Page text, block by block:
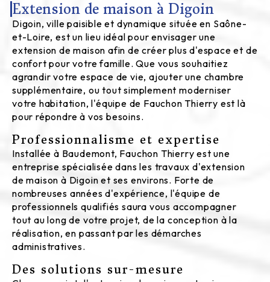
Extension de maison à Digoin
Digoin, ville paisible et dynamique située en Saône-
et-Loire, est un lieu idéal pour envisager une
extension de maison afin de créer plus d'espace et de
confort pour votre famille. Que vous souhaitiez
agrandir votre espace de vie, ajouter une chambre
supplémentaire, ou tout simplement moderniser
votre habitation, l'équipe de Fauchon Thierry est là
pour répondre à vos besoins.
Professionnalisme et expertise
Installée à Baudemont, Fauchon Thierry est une
entreprise spécialisée dans les travaux d'extension
de maison à Digoin et ses environs. Forte de
nombreuses années d'expérience, l'équipe de
professionnels qualifiés saura vous accompagner
tout au long de votre projet, de la conception à la
réalisation, en passant par les démarches
administratives.
Des solutions sur-mesure